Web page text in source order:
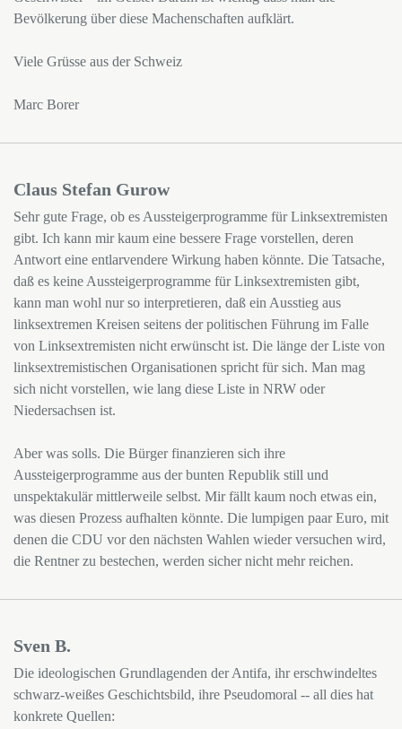
Bevölkerung über diese Machenschaften aufklärt.
Viele Grüsse aus der Schweiz
Marc Borer
Claus Stefan Gurow
Sehr gute Frage, ob es Aussteigerprogramme für Linksextremisten
gibt. Ich kann mir kaum eine bessere Frage vorstellen, deren
Antwort eine entlarvendere Wirkung haben könnte. Die Tatsache,
daß es keine Aussteigerprogramme für Linksextremisten gibt,
kann man wohl nur so interpretieren, daß ein Ausstieg aus
linksextremen Kreisen seitens der politischen Führung im Falle
von Linksextremisten nicht erwünscht ist. Die länge der Liste von
linksextremistischen Organisationen spricht für sich. Man mag
sich nicht vorstellen, wie lang diese Liste in NRW oder
Niedersachsen ist.
Aber was solls. Die Bürger finanzieren sich ihre
Aussteigerprogramme aus der bunten Republik still und
unspektakulär mittlerweile selbst. Mir fällt kaum noch etwas ein,
was diesen Prozess aufhalten könnte. Die lumpigen paar Euro, mit
denen die CDU vor den nächsten Wahlen wieder versuchen wird,
die Rentner zu bestechen, werden sicher nicht mehr reichen.
Sven B.
Die ideologischen Grundlagenden der Antifa, ihr erschwindeltes
schwarz-weißes Geschichtsbild, ihre Pseudomoral -- all dies hat
konkrete Quellen: